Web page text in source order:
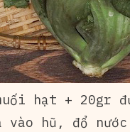
hạt + 20gr
vào hũ, đổ